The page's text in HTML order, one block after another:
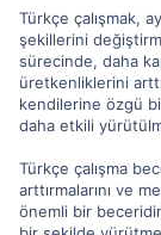
Türkçe çalışmak,
şekillerini
sürecinde, daha
üretkenliklerini
kendilerine özgü
daha etkili
Türkçe çalışma
arttırmalarını ve
önemli bir